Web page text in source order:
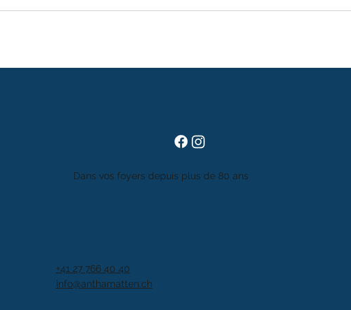
Dans vos foyers depuis plus de 80 ans
+41 27 766 40 40
info@anthamatten.ch